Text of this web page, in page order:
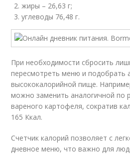
жиры – 26,63 г;
углеводы 76,48 г.
При необходимости сбросить
пересмотреть меню и подобрать
высококалорийной пище.
можно заменить аналогичной по
вареного картофеля, сократив
165 Ккал.
Счетчик калорий позволяет с
дневное меню, что важно для